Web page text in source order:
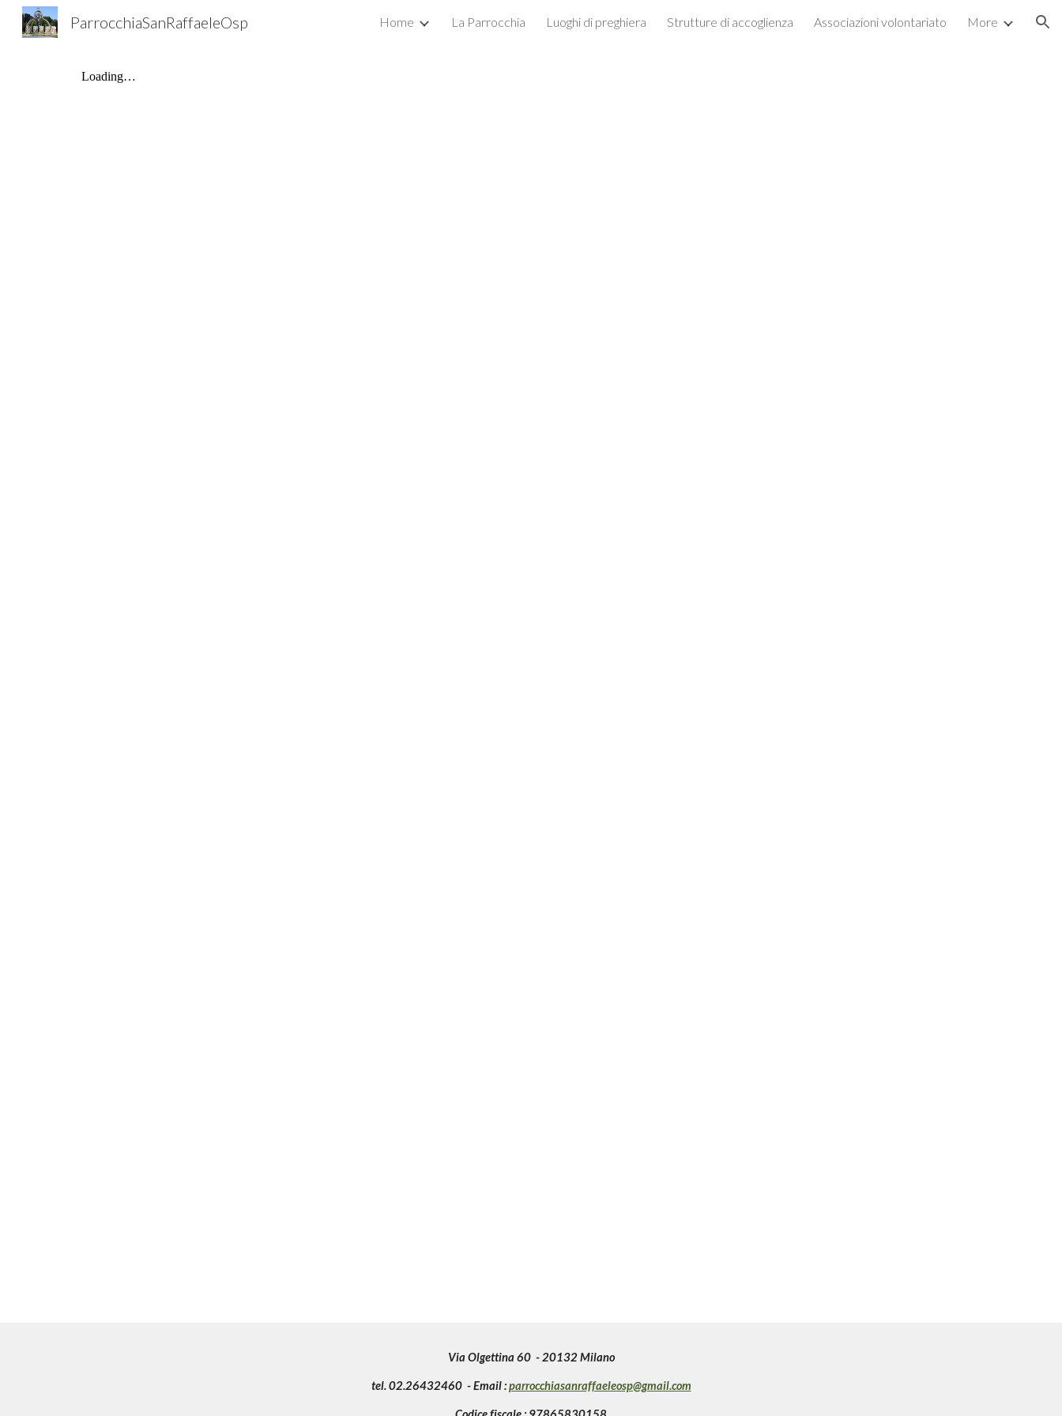
Skip to main content Skip to navigation
ParrocchiaSanRaffaeleOsp Home La Parrocchia Luoghi di preghiera Strutture di accoglienza Associazioni volontariato More
Via Olgettina 60 - 20132 Milano
tel. 02.26432460 - Email :parrocchiasanraffaeleosp@gmail.com